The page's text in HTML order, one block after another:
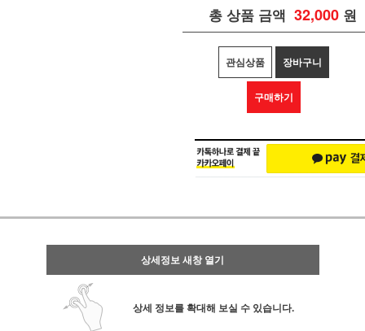
총 상품 금액 32,000 원
관심상품 장바구니
구매하기
상세정보 새창 열기
상세 정보를 확대해 보실 수 있습니다.